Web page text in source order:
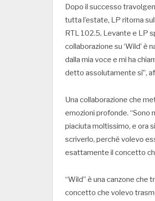
Dopo il successo
tutta l’estate, LP ritorna
RTL 102.5, Levante e LP
collaborazione su ‘Wild’ è
dalla mia voce e mi ha
detto assolutamente sì”,
Una collaborazione che
emozioni profonde. “Sono
piaciuta moltissimo, e ora
scriverlo, perché volevo
esattamente il concetto
“Wild” è una canzone che
concetto che volevo